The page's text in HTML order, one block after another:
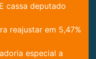
cassa deputado
reajustar em 5,47%
especial a